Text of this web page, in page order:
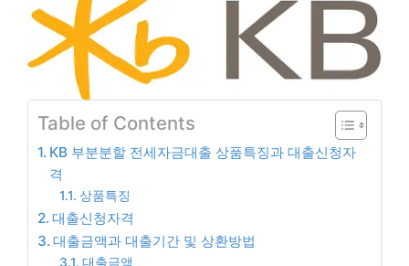
Table of Contents
KB 부분분할 전세자금대출 상품특징과 대출신청자
격
상품특징
대출신청자격
대출금액과 대출기간 및 상환방법
대출금액